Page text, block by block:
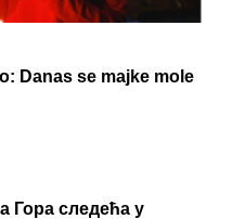
Danas se majke mole
Гора следећа у